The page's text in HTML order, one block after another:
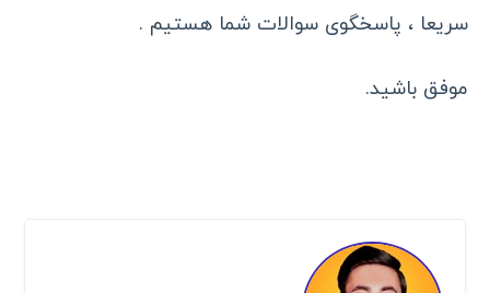
سریعا ، پاسخگوی سوالات شما هستیم .
موفق باشید.